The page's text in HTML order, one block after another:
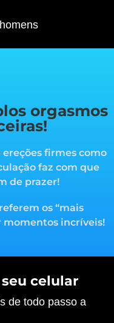
orgasmos
firmes como
faz com que
de prazer!
os “mais
momentos incríveis!
celular
de todo passo a